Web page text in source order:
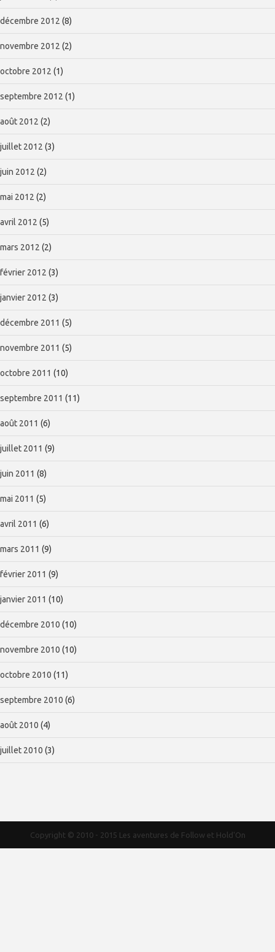
décembre 2012 (8)
novembre 2012 (2)
octobre 2012 (1)
septembre 2012 (1)
août 2012 (2)
juillet 2012 (3)
juin 2012 (2)
mai 2012 (2)
avril 2012 (5)
mars 2012 (2)
février 2012 (3)
janvier 2012 (3)
décembre 2011 (5)
novembre 2011 (5)
octobre 2011 (10)
septembre 2011 (11)
août 2011 (6)
juillet 2011 (9)
juin 2011 (8)
mai 2011 (5)
avril 2011 (6)
mars 2011 (9)
février 2011 (9)
janvier 2011 (10)
décembre 2010 (10)
novembre 2010 (10)
octobre 2010 (11)
septembre 2010 (6)
août 2010 (4)
juillet 2010 (3)
Copyright © 2010 - 2015 Les aventures de Follow et Hold'On